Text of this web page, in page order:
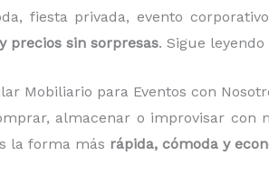
fiesta privada, evento
precios sin sorpresas. Sigue
Mobiliario para Eventos con
almacenar o improvisar con
la forma más rápida, cómoda y